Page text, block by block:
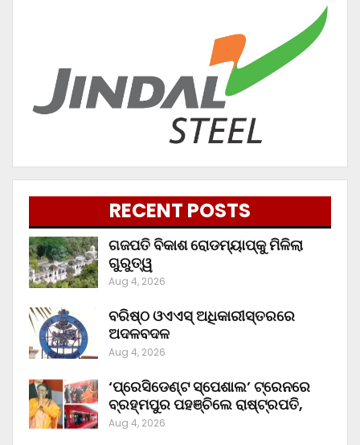
RECENT POSTS
ଗଜପତି ବିକାଶ ରୋଡମ୍ୟାପ୍‌କୁ ମିଳିଲା
ଗୁରୁତ୍ୱ
Aug 4, 2026
ବରିଷ୍ଠ ଓଏଏସ୍‌ ଅଧିକାରୀସ୍ତରରେ
ଅଦଳବଦଳ
Aug 4, 2026
‘ପ୍ରେସିଡେଣ୍ଟ ସ୍ପେଶାଲ’ ଟ୍ରେନରେ
ବ୍ରହ୍ମପୁର ପହଞ୍ଚିଲେ ରାଷ୍ଟ୍ରପତି,
Aug 4, 2026